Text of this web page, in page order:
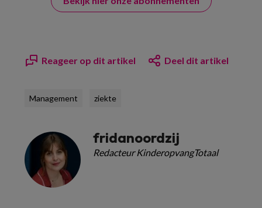
Reageer op dit artikel Deel dit artikel
Management ziekte
fridanoordzij
Redacteur KinderopvangTotaal